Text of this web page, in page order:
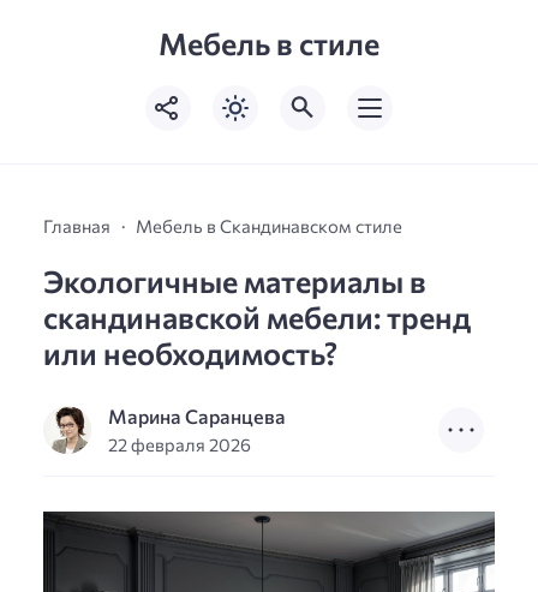
Мебель в стиле
Главная Мебель в Скандинавском стиле
Экологичные материалы в
скандинавской мебели: тренд
или необходимость?
Марина Саранцева
22 февраля 2026